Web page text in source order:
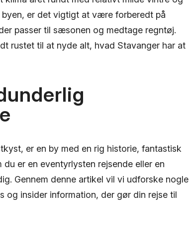
er det vigtigt at være forberedt på
passer til sæsonen og medtage regntøj.
rustet til at nyde alt, hvad Stavanger har at
er en by med en rig historie, fantastisk
er en eventyrlysten rejsende eller en
Gennem denne artikel vil vi udforske nogle
og insider information, der gør din rejse til